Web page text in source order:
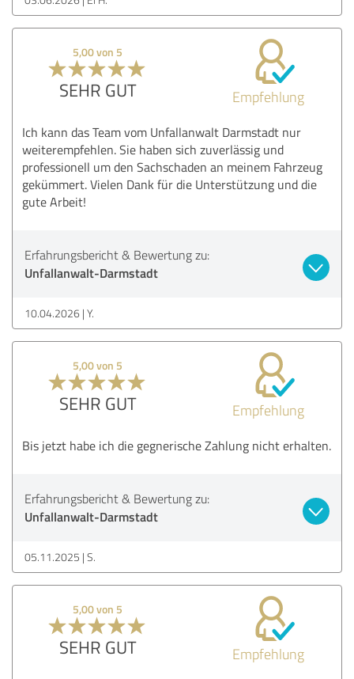
5,00 von 5
SEHR GUT Empfehlung
Ich kann das Team vom Unfallanwalt Darmstadt nur
weiterempfehlen. Sie haben sich zuverlässig und
professionell um den Sachschaden an meinem Fahrzeug
gekümmert. Vielen Dank für die Unterstützung und die
gute Arbeit!
Erfahrungsbericht & Bewertung zu:
Unfallanwalt-Darmstadt
10.04.2026 Y.
5,00 von 5
SEHR GUT Empfehlung
Bis jetzt habe ich die gegnerische Zahlung nicht erhalten.
Erfahrungsbericht & Bewertung zu:
Unfallanwalt-Darmstadt
05.11.2025 S.
5,00 von 5
SEHR GUT Empfehlung